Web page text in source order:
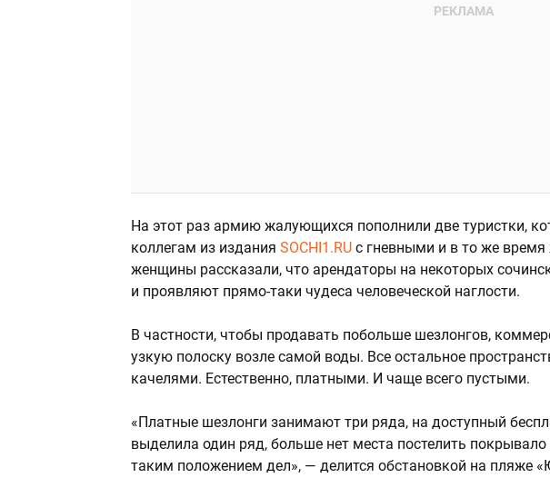
На этот раз армию жалующихся пополнили две туристки,
коллегам из издания SOCHI1.RU с гневными и в то же
женщины рассказали, что арендаторы на некоторых
и проявляют прямо-таки чудеса человеческой наглости.
В частности, чтобы продавать побольше шезлонгов,
узкую полоску возле самой воды. Все остальное
качелями. Естественно, платными. И чаще всего пустыми.
«Платные шезлонги занимают три ряда, на доступный
выделила один ряд, больше нет места постелить покрывало
таким положением дел», — делится обстановкой на пляже